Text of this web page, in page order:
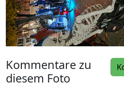
Kommentare zu
diesem Foto